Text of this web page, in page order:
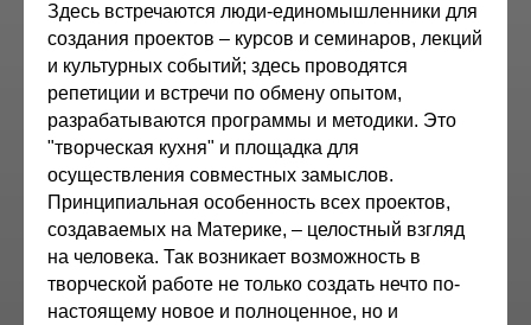
Здесь встречаются люди-единомышленники для
создания проектов – курсов и семинаров, лекций
и культурных событий; здесь проводятся
репетиции и встречи по обмену опытом,
разрабатываются программы и методики. Это
"творческая кухня" и площадка для
осуществления совместных замыслов.
Принципиальная особенность всех проектов,
создаваемых на Материке, – целостный взгляд
на человека. Так возникает возможность в
творческой работе не только создать нечто по-
настоящему новое и полноценное, но и